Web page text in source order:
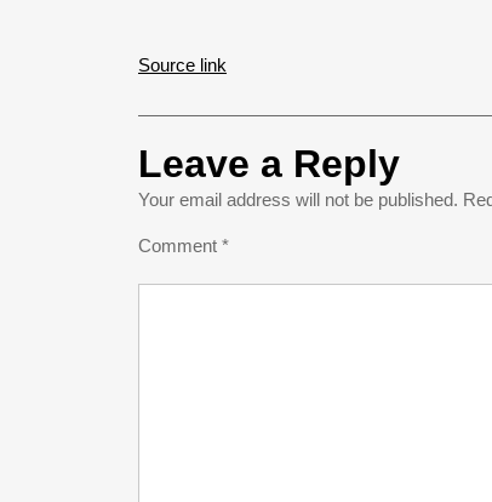
Source link
Leave a Reply
Your email address will not be published.
Comment *